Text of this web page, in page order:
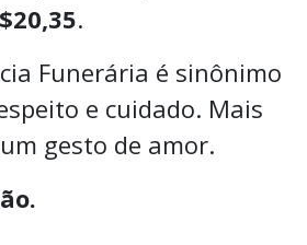
.
Funerária é sinônimo
e cuidado. Mais
gesto de amor.